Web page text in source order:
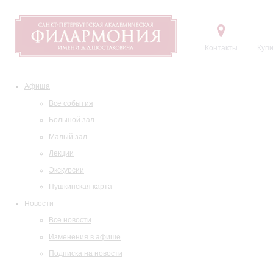
Контакты
Афиша
Все события
Большой зал
Малый зал
Лекции
Экскурсии
Пушкинская карта
Новости
Все новости
Изменения в афише
Подписка на новости